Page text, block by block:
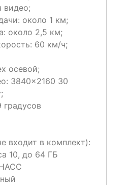
видео;
около 1 км;
около 2,5 км;
60 км/ч;
осевой;
3840×2160 30
градусов
входит в комплект):
10, до 64 ГБ